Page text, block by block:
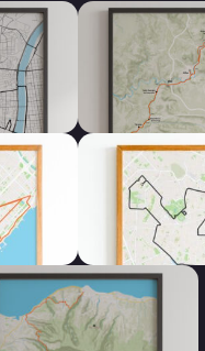
Affiche 100